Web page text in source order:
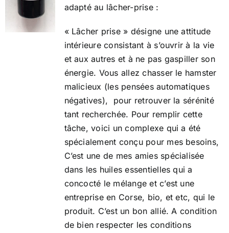
adapté au lâcher-prise :
« Lâcher prise » désigne une attitude
intérieure consistant à s’ouvrir à la vie
et aux autres et à ne pas gaspiller son
énergie. Vous allez chasser le hamster
malicieux (les pensées automatiques
négatives), pour retrouver la sérénité
tant recherchée. Pour remplir cette
tâche, voici un complexe qui a été
spécialement conçu pour mes besoins,
C’est une de mes amies spécialisée
dans les huiles essentielles qui a
concocté le mélange et c’est une
entreprise en Corse, bio, et etc, qui le
produit. C’est un bon allié. A condition
de bien respecter les conditions